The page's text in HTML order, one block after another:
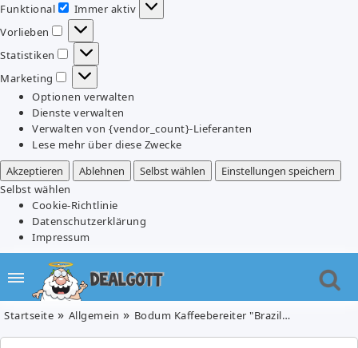
Funktional
Funktional
Immer aktiv
Vorlieben
Vorlieben
Statistiken
Statistiken
Marketing
Marketing
Optionen verwalten
Dienste verwalten
Verwalten von {vendor_count}-Lieferanten
Lese mehr über diese Zwecke
Akzeptieren
Ablehnen Selbst wählen
Einstellungen speichern
Selbst wählen
Cookie-Richtlinie
Datenschutzerklärung
Impressum
Startseite Allgemein Bodum Kaffeebereiter "Brazil", 1 l ab 12,75€ (Vergleich: 28,05€)